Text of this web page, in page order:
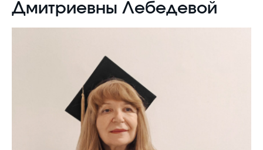
Дмитриевны Лебедевой